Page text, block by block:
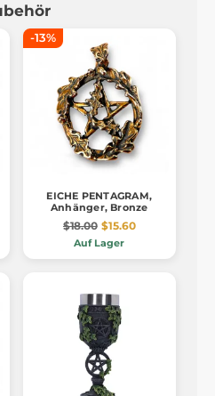
-13%
EICHE PENTAGRAM,
Anhänger, Bronze
$18.00 $15.60
Auf Lager